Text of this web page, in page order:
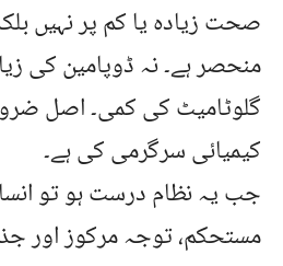
صحت زیادہ یا کم پر نہیں
منحصر ہے۔ نہ ڈوپامین کی
گلوٹامیٹ کی کمی۔ اصل
کیمیائی سرگرمی کی ہے۔
جب یہ نظام درست ہو تو
مستحکم، توجہ مرکوز اور